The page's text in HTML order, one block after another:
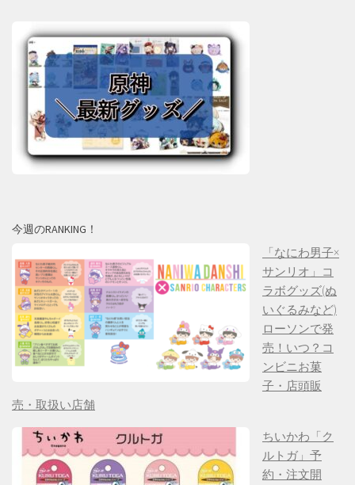
今週のRANKING！
「なにわ男子×
サンリオ」コ
ラボグッズ(ぬ
いぐるみなど)
ローソンで発
売！いつ？コ
ンビニお菓
子・店頭販
売・取扱い店舗
ちいかわ「ク
ルトガ」予
約・注文開